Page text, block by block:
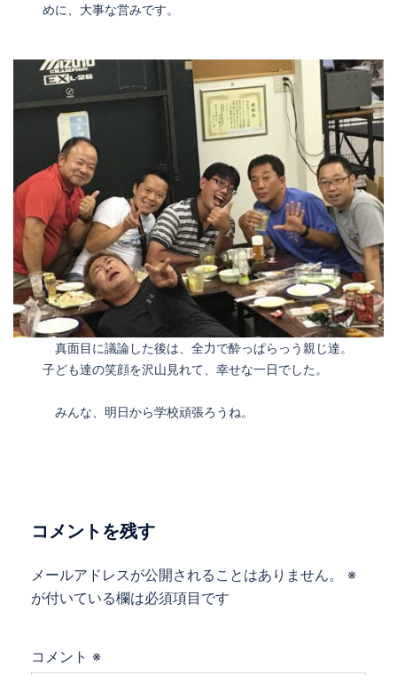
めに、大事な営みです。
真面目に議論した後は、全力で酔っぱらっう親じ達。
子ども達の笑顔を沢山見れて、幸せな一日でした。
みんな、明日から学校頑張ろうね。
コメントを残す
メールアドレスが公開されることはありません。
※
が付いている欄は必須項目です
コメント ※